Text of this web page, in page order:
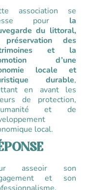
association se
pour la
du littoral,
des
et la
d’une
locale et
durable,
en avant les
de protection,
et de
local.
asseoir son
et son